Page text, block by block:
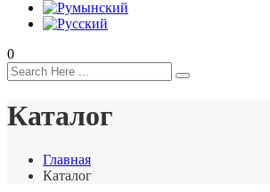
0
Каталог
Главная
Каталог